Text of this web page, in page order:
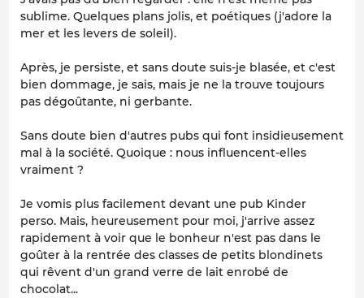
sublime. Quelques plans jolis, et poétiques (j'adore la
mer et les levers de soleil).
Après, je persiste, et sans doute suis-je blasée, et c'est
bien dommage, je sais, mais je ne la trouve toujours
pas dégoûtante, ni gerbante.
Sans doute bien d'autres pubs qui font insidieusement
mal à la société. Quoique : nous influencent-elles
vraiment ?
Je vomis plus facilement devant une pub Kinder
perso. Mais, heureusement pour moi, j'arrive assez
rapidement à voir que le bonheur n'est pas dans le
goûter à la rentrée des classes de petits blondinets
qui rêvent d'un grand verre de lait enrobé de
chocolat...